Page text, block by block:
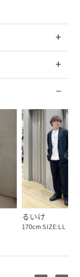
るいけ
170cm SIZE:LL